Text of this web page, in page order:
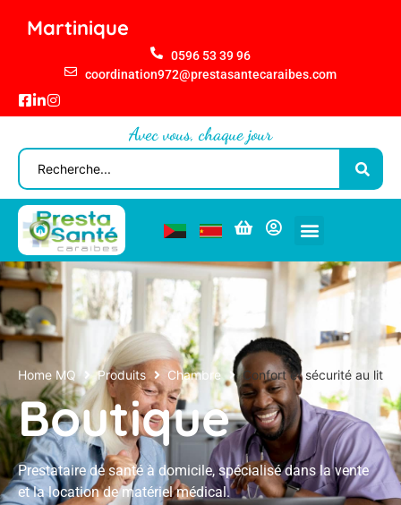
Martinique
0596 53 39 96
coordination972@prestasantecaraibes.com
Avec vous, chaque jour
Home MQ Produits Chambre Confort et sécurité au lit
Boutique
Prestataire de santé à domicile, spécialisé dans la vente
et la location de matériel médical.